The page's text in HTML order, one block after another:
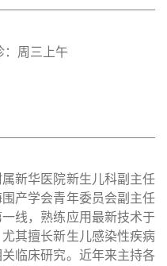
：周三上午
新华医院新生儿科副主任
产学会青年委员会副主任
线，熟练应用最新技术于
其擅长新生儿感染性疾病
临床研究。近年来主持各